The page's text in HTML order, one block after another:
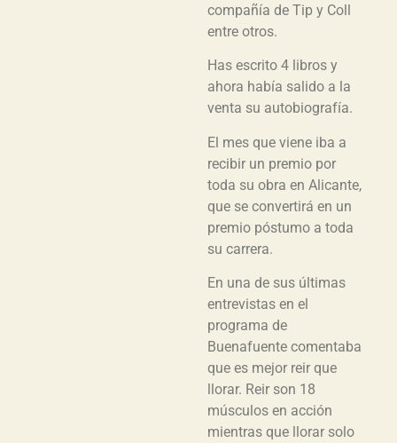
compañía de Tip y Coll
entre otros.
Has escrito 4 libros y
ahora había salido a la
venta su autobiografía.
El mes que viene iba a
recibir un premio por
toda su obra en Alicante,
que se convertirá en un
premio póstumo a toda
su carrera.
En una de sus últimas
entrevistas en el
programa de
Buenafuente comentaba
que es mejor reir que
llorar. Reir son 18
músculos en acción
mientras que llorar solo